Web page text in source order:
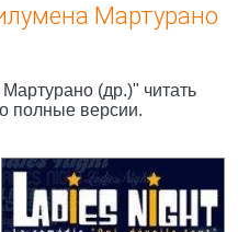
Мартурано
(др.)" читать
полные версии.